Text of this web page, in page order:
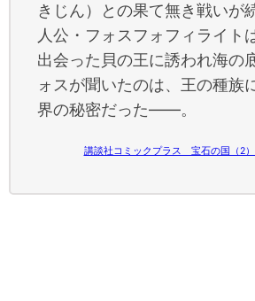
きじん）との果て無き戦いが
人公・フォスフォフィライト
出会った貝の王に誘われ海の
ォスが聞いたのは、王の種族
界の秘密だった――。
講談社コミックプラス 宝石の国（2